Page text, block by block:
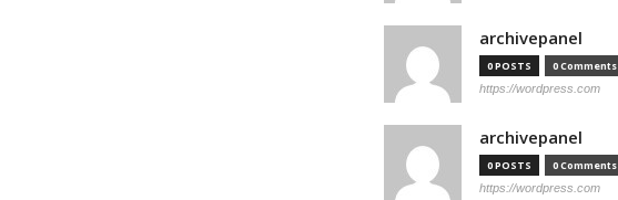
archivepanel
0 POSTS 0 Comments
https://wordpress.com
archivepanel
0 POSTS 0 Comments
https://wordpress.com